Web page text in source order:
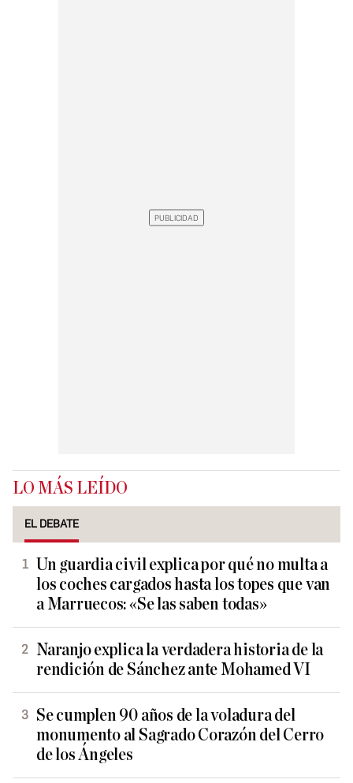
LO MÁS LEÍDO
EL DEBATE
Un guardia civil explica por qué no multa a
los coches cargados hasta los topes que van
a Marruecos: «Se las saben todas»
Naranjo explica la verdadera historia de la
rendición de Sánchez ante Mohamed VI
Se cumplen 90 años de la voladura del
monumento al Sagrado Corazón del Cerro
de los Ángeles